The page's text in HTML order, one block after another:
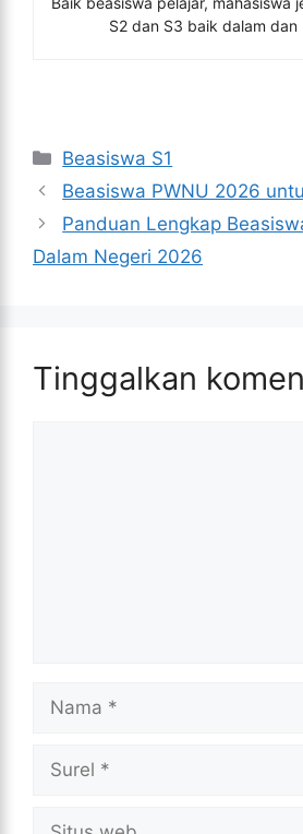
S2 dan S3 baik dalam dan
Kategori
Beasiswa S1
Beasiswa PWNU 2026
Panduan Lengkap
Dalam Negeri 2026
Tinggalkan
Nama
Surel
Situs